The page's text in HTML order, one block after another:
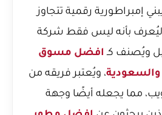
إمبراطورية رقمية تتجاوز
ليُعرف بأنه ليس فقط شركة
بل ويُصنف كـ افضل مسوق
والسعودية، ويُعتبر فريقه من
مما يجعله أيضًا وجهة